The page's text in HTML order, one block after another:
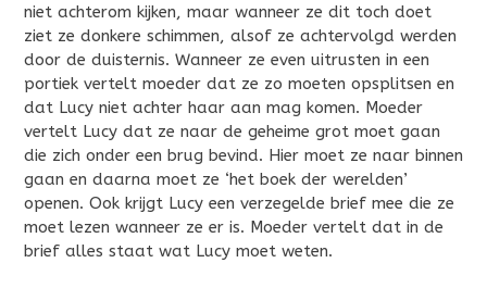
niet achterom kijken, maar wanneer ze dit toch doet
ziet ze donkere schimmen, alsof ze achtervolgd werden
door de duisternis. Wanneer ze even uitrusten in een
portiek vertelt moeder dat ze zo moeten opsplitsen en
dat Lucy niet achter haar aan mag komen. Moeder
vertelt Lucy dat ze naar de geheime grot moet gaan
die zich onder een brug bevind. Hier moet ze naar binnen
gaan en daarna moet ze ‘het boek der werelden’
openen. Ook krijgt Lucy een verzegelde brief mee die ze
moet lezen wanneer ze er is. Moeder vertelt dat in de
brief alles staat wat Lucy moet weten.